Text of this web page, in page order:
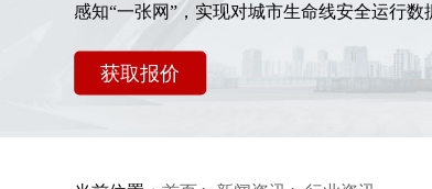
感知“一张网”，实现对城市生命线安全运行数
获取报价